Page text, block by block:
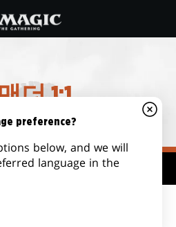
더 1:1
허브
preference?
below, and we will
language in the